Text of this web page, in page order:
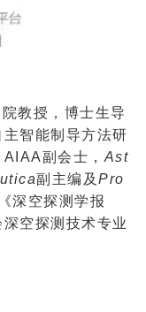
教授，博士生导
智能制导方法研
AIAA副会士， Ast
副主编及 Pro
《深空探测学报
深空探测技术专业